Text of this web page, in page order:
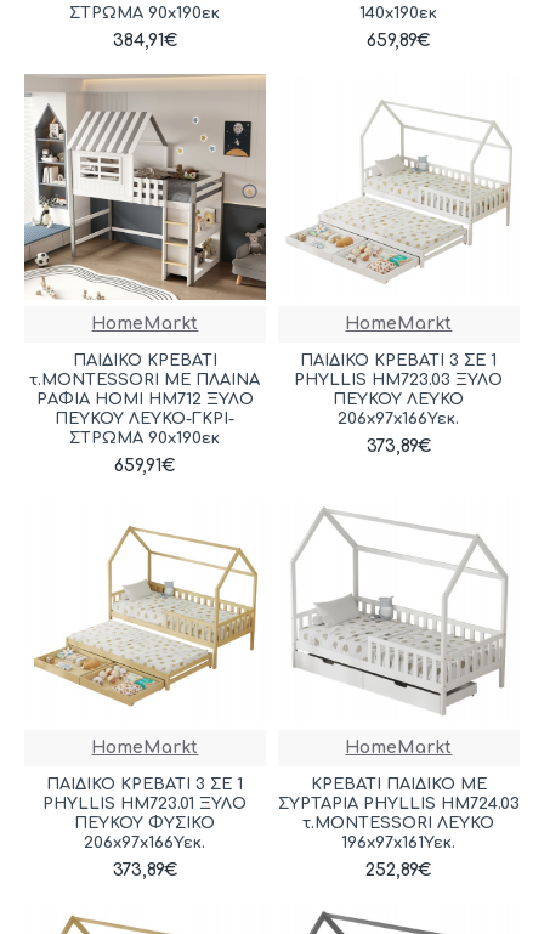
ΣΤΡΩΜΑ 90x190εκ
384,91€
140x190εκ
659,89€
HomeMarkt
ΠΑΙΔΙΚΟ ΚΡΕΒΑΤΙ
τ.MONTESSORI ΜΕ ΠΛΑΙΝΑ
ΡΑΦΙΑ HOMI HM712 ΞΥΛΟ
ΠΕΥΚΟΥ ΛΕΥΚΟ-ΓΚΡΙ-
ΣΤΡΩΜΑ 90x190εκ
659,91€
HomeMarkt
ΠΑΙΔΙΚΟ ΚΡΕΒΑΤΙ 3 ΣΕ 1
PHYLLIS HM723.03 ΞΥΛΟ
ΠΕΥΚΟΥ ΛΕΥΚΟ
206x97x166Υεκ.
373,89€
HomeMarkt
ΠΑΙΔΙΚΟ ΚΡΕΒΑΤΙ 3 ΣΕ 1
PHYLLIS HM723.01 ΞΥΛΟ
ΠΕΥΚΟΥ ΦΥΣΙΚΟ
206x97x166Υεκ.
373,89€
HomeMarkt
ΚΡΕΒΑΤΙ ΠΑΙΔΙΚΟ ΜΕ
ΣΥΡΤΑΡΙΑ PHYLLIS HM724.03
τ.MONTESSORI ΛΕΥΚΟ
196x97x161Υεκ.
252,89€